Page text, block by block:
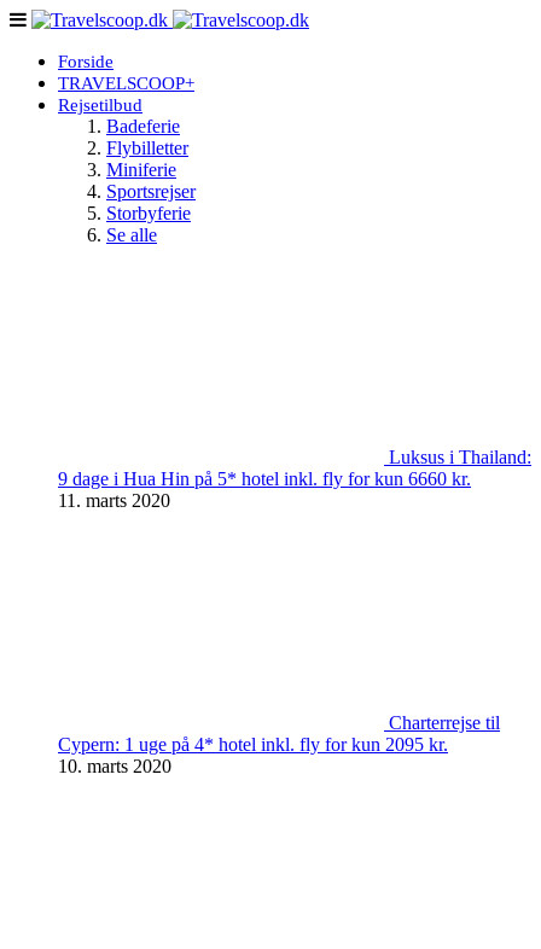
Forside
TRAVELSCOOP+
Rejsetilbud
Badeferie
Flybilletter
Miniferie
Sportsrejser
Storbyferie
Se alle
Luksus i Thailand:
9 dage i Hua Hin på 5* hotel inkl. fly for kun 6660 kr.
11. marts 2020
Charterrejse til
Cypern: 1 uge på 4* hotel inkl. fly for kun 2095 kr.
10. marts 2020